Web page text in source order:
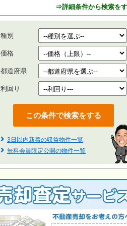
⇒詳細条件から検索を
種別
価格
都道府県
利回り
3日以内新着の収益物件一覧
無料会員限定公開の物件一覧